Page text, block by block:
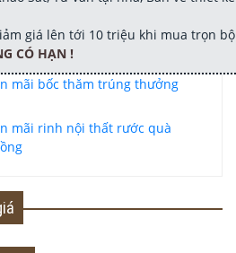
giá lên tới 10 triệu khi mua trọn
CÓ HẠN !
mãi bốc thăm trúng thưởng
mãi rinh nội thất rước quà